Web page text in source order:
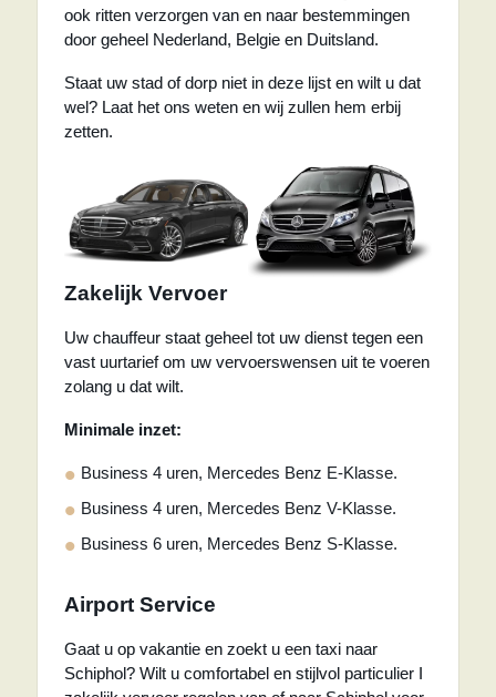
ook ritten verzorgen van en naar bestemmingen
door geheel Nederland, Belgie en Duitsland.
Staat uw stad of dorp niet in deze lijst en wilt u dat
wel? Laat het ons weten en wij zullen hem erbij
zetten.
Zakelijk Vervoer
Uw chauffeur staat geheel tot uw dienst tegen een
vast uurtarief om uw vervoerswensen uit te voeren
zolang u dat wilt.
Minimale inzet:
Business 4 uren, Mercedes Benz E-Klasse.
Business 4 uren, Mercedes Benz V-Klasse.
Business 6 uren, Mercedes Benz S-Klasse.
Airport Service
Gaat u op vakantie en zoekt u een taxi naar
Schiphol? Wilt u comfortabel en stijlvol particulier I